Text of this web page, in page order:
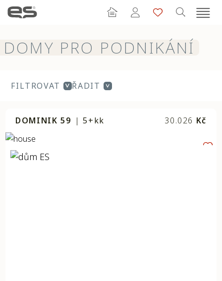
DOMY PRO PODNIKÁNÍ
FILTROVAT ŘADIT
DOMINIK 59 |5+kk 30.026 Kč